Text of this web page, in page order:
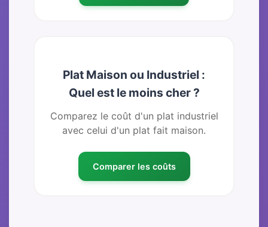
Plat Maison ou Industriel :
Quel est le moins cher ?
Comparez le coût d'un plat industriel
avec celui d'un plat fait maison.
Comparer les coûts